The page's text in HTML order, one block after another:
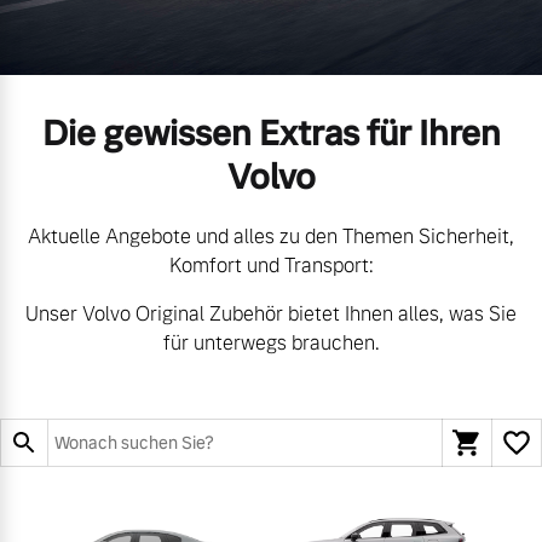
Geschäftskunden
Editionsmodelle
Aktuelle Zubehörangebote
Zubehörkatalog
Aktuelle Serviceangebote
Vielzahl von Original
Die gewissen Extras für Ihren
Volvo
Aktuelle Angebote und alles zu den Themen Sicherheit,
Komfort und Transport:
Unser Volvo Original Zubehör bietet Ihnen alles, was Sie
für unterwegs brauchen.